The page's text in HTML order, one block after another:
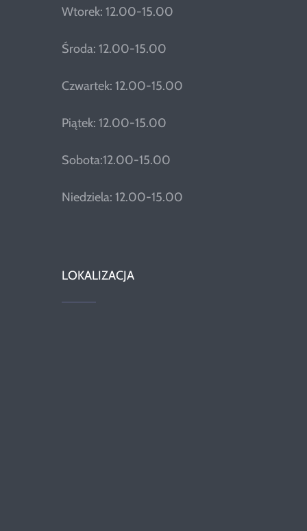
Wtorek: 12.00-15.00
Środa: 12.00-15.00
Czwartek: 12.00-15.00
Piątek: 12.00-15.00
Sobota:12.00-15.00
Niedziela: 12.00-15.00
LOKALIZACJA